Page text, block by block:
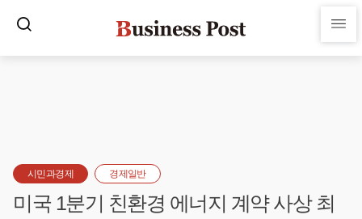
시민과경제 경제일반
미국 1분기 친환경 에너지 계약 사상 최